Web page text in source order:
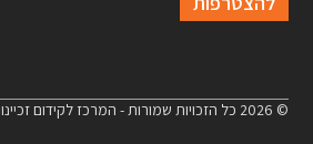
© 2026 כל הזכויות שמורות - המרכז לקידום זכיינות בישראל